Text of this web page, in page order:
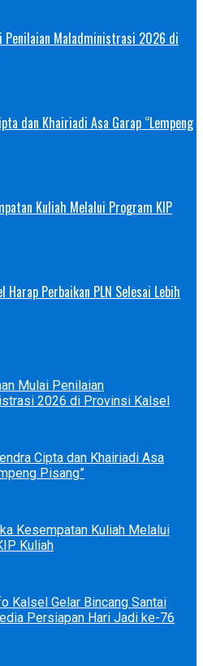
Penilaian Maladministrasi 2026 di
dan Khairiadi Asa Garap “Lempeng
Kuliah Melalui Program KIP
Harap Perbaikan PLN Selesai Lebih
Mulai Penilaian
2026 di Provinsi Kalsel
Cipta dan Khairiadi Asa
Pisang”
Kesempatan Kuliah Melalui
Kuliah
Kalsel Gelar Bincang Santai
Persiapan Hari Jadi ke-76